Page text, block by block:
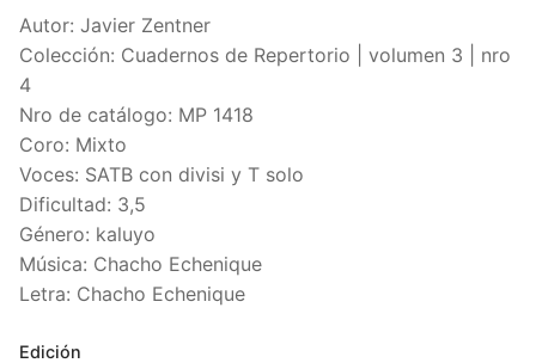
Autor: Javier Zentner
Colección: Cuadernos de Repertorio | volumen 3 | nro
4
Nro de catálogo: MP 1418
Coro: Mixto
Voces: SATB con divisi y T solo
Dificultad: 3,5
Género: kaluyo
Música: Chacho Echenique
Letra: Chacho Echenique
Edición